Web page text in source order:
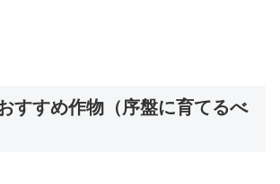
すすめ作物（序盤に育てるべ